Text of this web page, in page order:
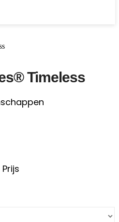
Timeless
Prijs